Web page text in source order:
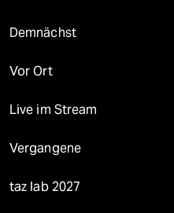
Demnächst
Vor Ort
Live im Stream
Vergangene
taz lab 2027